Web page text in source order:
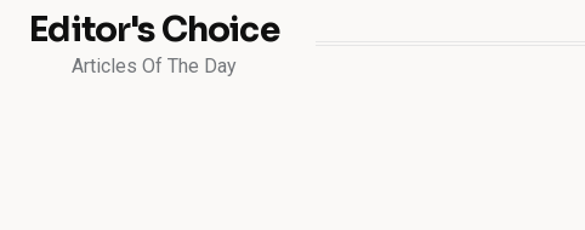
Editor's Choice
Articles Of The Day